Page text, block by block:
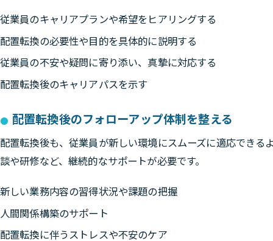
従業員のキャリアプランや希望をヒアリングする
配置転換の必要性や目的を具体的に説明する
従業員の不安や疑問に寄り添い、真摯に対応する
配置転換後のキャリアパスを示す
配置転換後のフォローアップ体制を整える
配置転換後も、従業員が新しい環境にスムーズに適応できる
談や研修など、継続的なサポートが必要です。
新しい業務内容の習得状況や課題の把握
人間関係構築のサポート
配置転換に伴うストレスや不安のケア